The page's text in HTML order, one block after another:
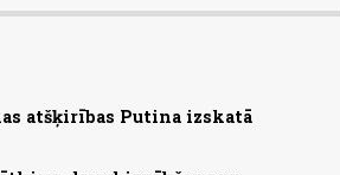
atšķirības Putina izskatā